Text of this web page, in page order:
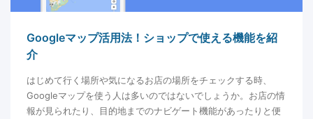
Googleマップ活用法！ショップで使える機能を紹
介
はじめて行く場所や気になるお店の場所をチェックする時、
Googleマップを使う人は多いのではないでしょうか。お店の情
報が見られたり、目的地までのナビゲート機能があったりと便